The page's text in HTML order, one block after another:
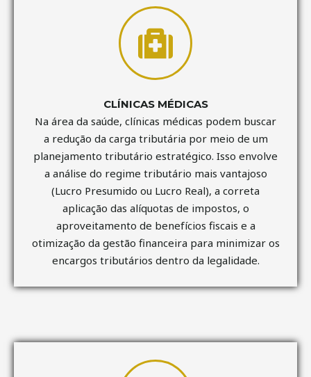
CLÍNICAS MÉDICAS
Na área da saúde, clínicas médicas podem buscar
a redução da carga tributária por meio de um
planejamento tributário estratégico. Isso envolve
a análise do regime tributário mais vantajoso
(Lucro Presumido ou Lucro Real), a correta
aplicação das alíquotas de impostos, o
aproveitamento de benefícios fiscais e a
otimização da gestão financeira para minimizar os
encargos tributários dentro da legalidade.